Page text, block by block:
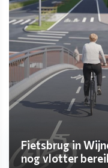
Fietsbrug in
nog vlotter